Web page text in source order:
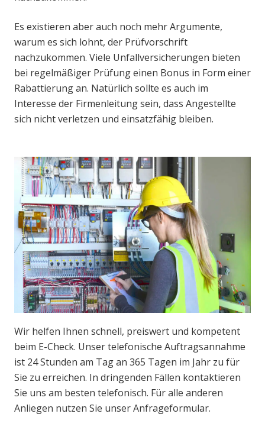
Es existieren aber auch noch mehr Argumente,
warum es sich lohnt, der Prüfvorschrift
nachzukommen. Viele Unfallversicherungen bieten
bei regelmäßiger Prüfung einen Bonus in Form einer
Rabattierung an. Natürlich sollte es auch im
Interesse der Firmenleitung sein, dass Angestellte
sich nicht verletzen und einsatzfähig bleiben.
Wir helfen Ihnen schnell, preiswert und kompetent
beim E-Check. Unser telefonische Auftragsannahme
ist 24 Stunden am Tag an 365 Tagen im Jahr zu für
Sie zu erreichen. In dringenden Fällen kontaktieren
Sie uns am besten telefonisch. Für alle anderen
Anliegen nutzen Sie unser Anfrageformular.